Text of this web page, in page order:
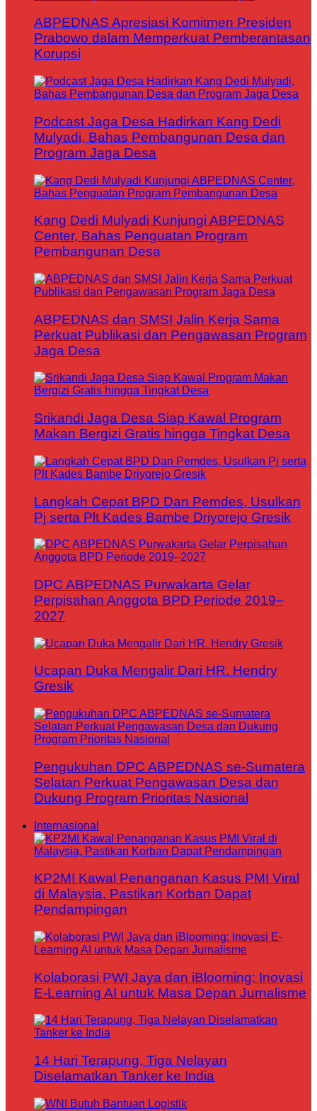
ABPEDNAS Apresiasi Komitmen Presiden
Prabowo dalam Memperkuat Pemberantasan
Korupsi
Podcast Jaga Desa Hadirkan Kang Dedi
Mulyadi, Bahas Pembangunan Desa dan
Program Jaga Desa
Kang Dedi Mulyadi Kunjungi ABPEDNAS
Center, Bahas Penguatan Program
Pembangunan Desa
ABPEDNAS dan SMSI Jalin Kerja Sama
Perkuat Publikasi dan Pengawasan Program
Jaga Desa
Srikandi Jaga Desa Siap Kawal Program
Makan Bergizi Gratis hingga Tingkat Desa
Langkah Cepat BPD Dan Pemdes, Usulkan
Pj serta Plt Kades Bambe Driyorejo Gresik
DPC ABPEDNAS Purwakarta Gelar
Perpisahan Anggota BPD Periode 2019–
2027
Ucapan Duka Mengalir Dari HR. Hendry
Gresik
Pengukuhan DPC ABPEDNAS se-Sumatera
Selatan Perkuat Pengawasan Desa dan
Dukung Program Prioritas Nasional
Internasional
KP2MI Kawal Penanganan Kasus PMI Viral
di Malaysia, Pastikan Korban Dapat
Pendampingan
Kolaborasi PWI Jaya dan iBlooming: Inovasi
E-Learning AI untuk Masa Depan Jurnalisme
14 Hari Terapung, Tiga Nelayan
Diselamatkan Tanker ke India